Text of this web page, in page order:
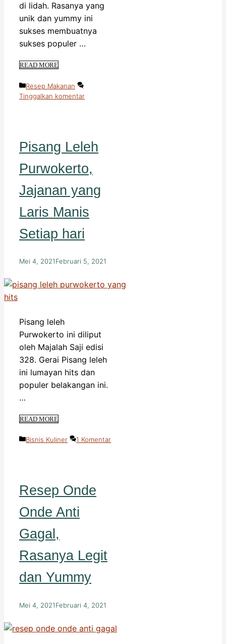
di lidah. Rasanya yang
unik dan yummy ini
sukses membuatnya
sukses populer …
READ MORE
Kategori
Resep Makanan
Tinggalkan komentar
Pisang Leleh
Purwokerto,
Jajanan yang
Laris Manis
Setiap hari
Mei 4, 2021Februari 5, 2021
Pisang leleh
Purwokerto ini diliput
oleh Majalah Saji edisi
328. Gerai Pisang leleh
ini lumayan hits dan
populer belakangan ini.
…
READ MORE
Kategori
Bisnis Kuliner 1 Komentar
Resep Onde
Onde Anti
Gagal,
Rasanya Legit
dan Yummy
Mei 4, 2021Februari 4, 2021